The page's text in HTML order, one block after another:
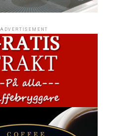
ADVERTISEMENT